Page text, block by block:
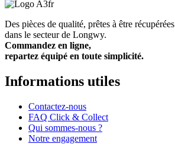
Des pièces de qualité, prêtes à être récupérées
dans le secteur de Longwy.
Commandez en ligne,
repartez équipé en toute simplicité.
Informations utiles
Contactez-nous
FAQ Click & Collect
Qui sommes-nous ?
Notre engagement